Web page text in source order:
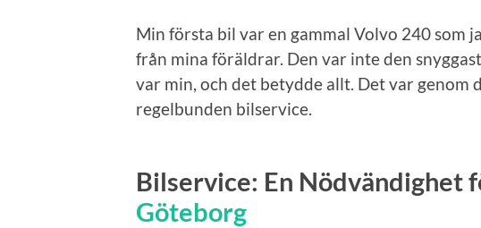
Min första bil var en gammal Volvo 240 som
från mina föräldrar. Den var inte den
var min, och det betydde allt. Det var genom
regelbunden bilservice.
Bilservice: En Nödvändighet
Göteborg